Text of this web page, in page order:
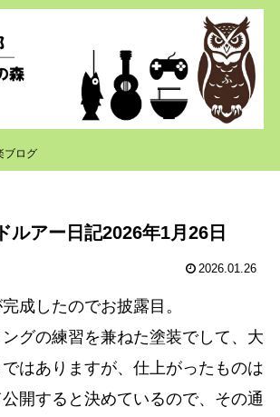
ブログ
ルアー日記2026年1月26日
2026.01.26
成したのでお披露目。
グの練習を兼ねた塗装でして、大
はありますが、仕上がったものは
開すると決めているので、その通